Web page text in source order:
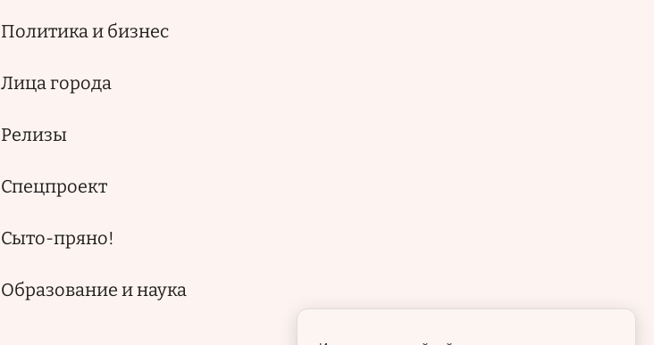
Политика и бизнес
Лица города
Релизы
Спецпроект
Сыто-пряно!
Образование и наука